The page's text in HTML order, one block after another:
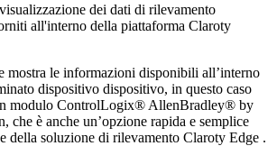
dei dati di rilevamento
all'interno della piattaforma Claroty
mostra le informazioni disponibili all’interno
dispositivo dispositivo, in questo caso
modulo ControlLogix® AllenBradley® by
che è anche un’opzione rapida e semplice
della soluzione di rilevamento Claroty Edge .